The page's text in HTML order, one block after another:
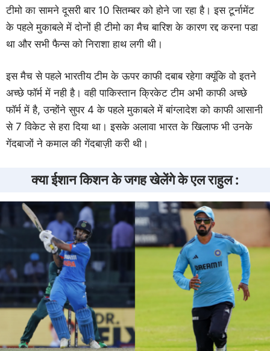
टीमो का सामने दूसरी बार 10 सितम्बर को होने जा रहा है। इस टूर्नामेंट
के पहले मुकाबले में दोनों ही टीमो का मैच बारिश के कारण रद्द करना पडा
था और सभी फैन्स को निराशा हाथ लगी थी।
इस मैच से पहले भारतीय टीम के ऊपर काफी दबाब रहेगा क्यूंकि वो इतने
अच्छे फॉर्म में नही है। वही पाकिस्तान क्रिकेट टीम अभी काफी अच्छे
फॉर्म में है, उन्होंने सुपर 4 के पहले मुकाबले में बांग्लादेश को काफी आसानी
से 7 विकेट से हरा दिया था। इसके अलावा भारत के खिलाफ भी उनके
गेंदबाजों ने कमाल की गेंदबाज़ी करी थी।
क्या ईशान किशन के जगह खेलेंगे के एल राहुल :